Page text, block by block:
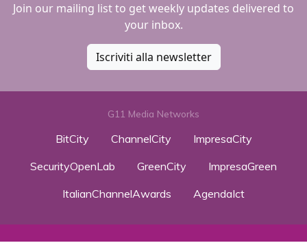
Join our mailing list to get weekly updates delivered to
your inbox.
Iscriviti alla newsletter
G11 Media Networks
BitCity ChannelCity
ImpresaCity
SecurityOpenLab
GreenCity
ImpresaGreen
ItalianChannelAwards
AgendaIct